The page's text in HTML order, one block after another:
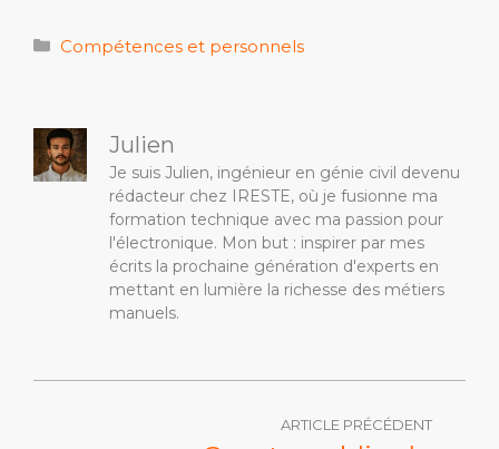
Catégories
Compétences et personnels
Julien
Je suis Julien, ingénieur en génie civil devenu
rédacteur chez IRESTE, où je fusionne ma
formation technique avec ma passion pour
l'électronique. Mon but : inspirer par mes
écrits la prochaine génération d'experts en
mettant en lumière la richesse des métiers
manuels.
ARTICLE PRÉCÉDENT